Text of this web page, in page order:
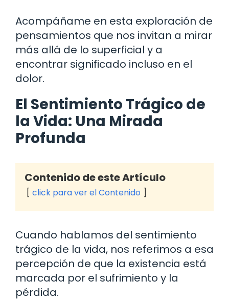
Acompáñame en esta exploración de
pensamientos que nos invitan a mirar
más allá de lo superficial y a
encontrar significado incluso en el
dolor.
El Sentimiento Trágico de
la Vida: Una Mirada
Profunda
Contenido de este Artículo
click para ver el Contenido
Cuando hablamos del sentimiento
trágico de la vida, nos referimos a esa
percepción de que la existencia está
marcada por el sufrimiento y la
pérdida.